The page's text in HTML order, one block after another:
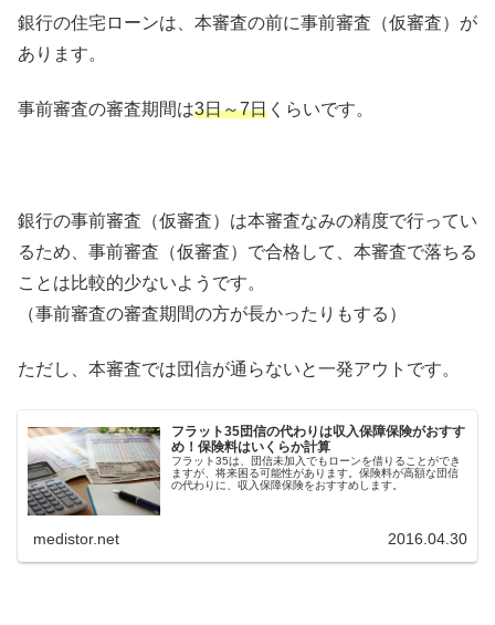
銀行の住宅ローンは、本審査の前に事前審査（仮審査）が
あります。
事前審査の審査期間は3日～7日 くらいです。
銀行の事前審査（仮審査）は本審査なみの精度で行ってい
るため、事前審査（仮審査）で合格して、本審査で落ちる
ことは比較的少ないようです。
（事前審査の審査期間の方が長かったりもする）
ただし、本審査では団信が通らないと一発アウトです。
フラット35団信の代わりは収入保障保険がおすす
め！保険料はいくらか計算
フラット35は、団信未加入でもローンを借りることができ
ますが、将来困る可能性があります。保険料が高額な団信
の代わりに、収入保障保険をおすすめします。
medistor.net 2016.04.30